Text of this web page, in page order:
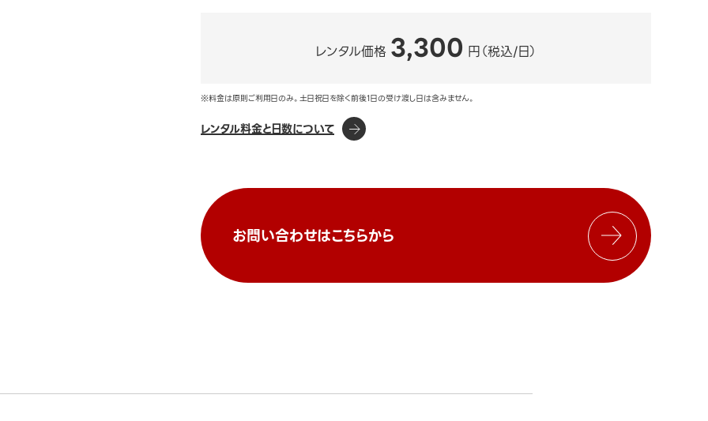
レンタル価格 3,300 円（税込/日）
※料金は原則ご利用日のみ。土日祝日を除く前後1日の受け渡し日は含みません。
レンタル料金と日数について
お問い合わせはこちらから